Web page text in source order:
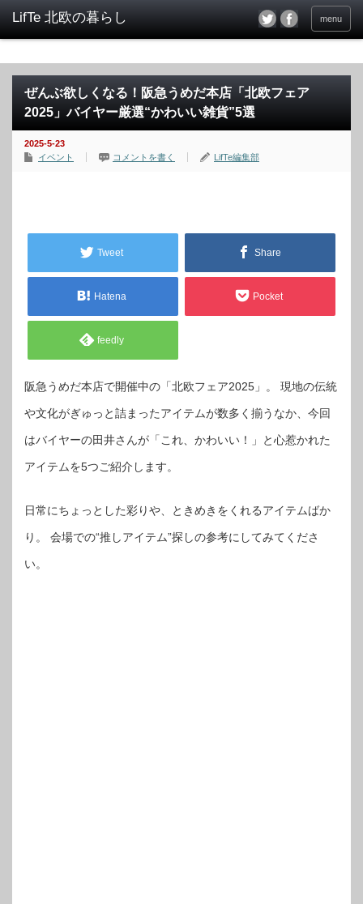
menu
ぜんぶ欲しくなる！阪急うめだ本店「北欧フェア
2025」バイヤー厳選“かわいい雑貨”5選
2025-5-23
イベント
コメントを書く LifTe編集部
Tweet Share
Hatena Pocket
feedly
阪急うめだ本店で開催中の「北欧フェア2025」。 現地の伝統
や文化がぎゅっと詰まったアイテムが数多く揃うなか、今回
はバイヤーの田井さんが「これ、かわいい！」と心惹かれた
アイテムを5つご紹介します。
日常にちょっとした彩りや、ときめきをくれるアイテムばか
り。 会場での“推しアイテム”探しの参考にしてみてくださ
い。